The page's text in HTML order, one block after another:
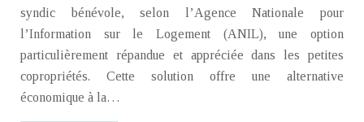
syndic bénévole, selon l’Agence Nationale pour
l’Information sur le Logement (ANIL), une option
particulièrement répandue et appréciée dans les petites
copropriétés. Cette solution offre une alternative
économique à la…